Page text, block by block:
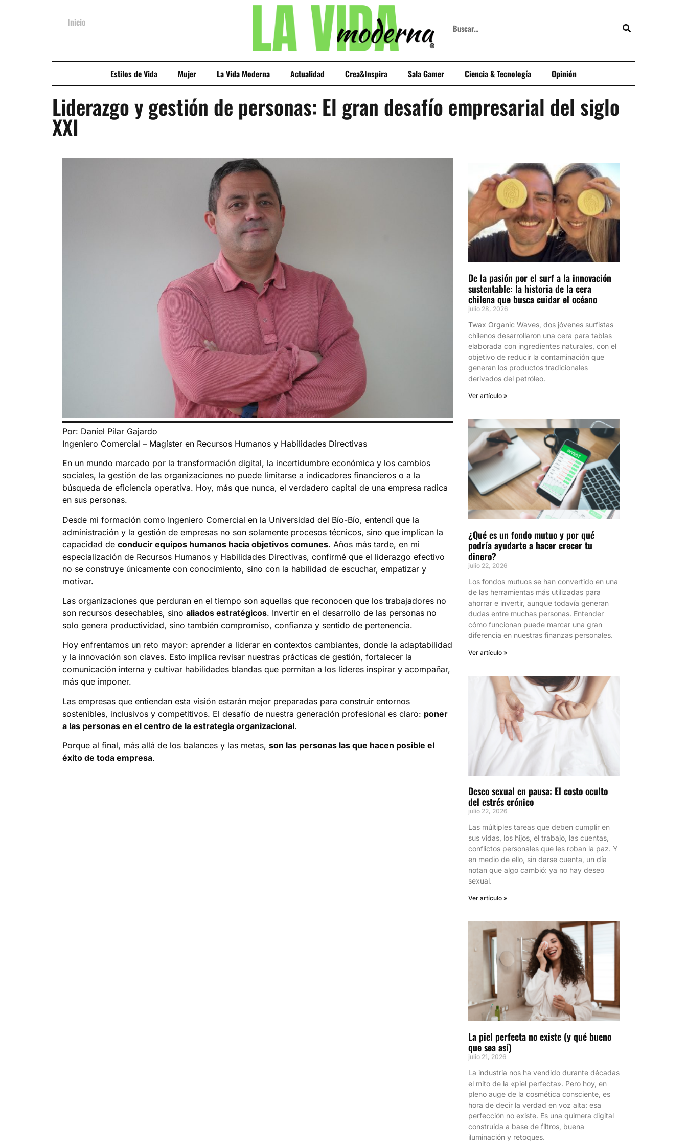
Inicio
Estilos de Vida Mujer La Vida Moderna Actualidad Crea&Inspira Sala Gamer Ciencia & Tecnología Opinión
Liderazgo y gestión de personas: El gran desafío empresarial del siglo
XXI
Por: Daniel Pilar Gajardo
Ingeniero Comercial – Magíster en Recursos Humanos y Habilidades Directivas
En un mundo marcado por la transformación digital, la incertidumbre económica y los cambios
sociales, la gestión de las organizaciones no puede limitarse a indicadores financieros o a la
búsqueda de eficiencia operativa. Hoy, más que nunca, el verdadero capital de una empresa radica
en sus personas.
Desde mi formación como Ingeniero Comercial en la Universidad del Bío-Bío, entendí que la
administración y la gestión de empresas no son solamente procesos técnicos, sino que implican la
capacidad de conducir equipos humanos hacia objetivos comunes. Años más tarde, en mi
especialización de Recursos Humanos y Habilidades Directivas, confirmé que el liderazgo efectivo
no se construye únicamente con conocimiento, sino con la habilidad de escuchar, empatizar y
motivar.
Las organizaciones que perduran en el tiempo son aquellas que reconocen que los trabajadores no
son recursos desechables, sino aliados estratégicos. Invertir en el desarrollo de las personas no
solo genera productividad, sino también compromiso, confianza y sentido de pertenencia.
Hoy enfrentamos un reto mayor: aprender a liderar en contextos cambiantes, donde la adaptabilidad
y la innovación son claves. Esto implica revisar nuestras prácticas de gestión, fortalecer la
comunicación interna y cultivar habilidades blandas que permitan a los líderes inspirar y acompañar,
más que imponer.
Las empresas que entiendan esta visión estarán mejor preparadas para construir entornos
sostenibles, inclusivos y competitivos. El desafío de nuestra generación profesional es claro: poner
a las personas en el centro de la estrategia organizacional.
Porque al final, más allá de los balances y las metas, son las personas las que hacen posible el
éxito de toda empresa.
De la pasión por el surf a la innovación
sustentable: la historia de la cera
chilena que busca cuidar el océano
julio 28, 2026
Twax Organic Waves, dos jóvenes surfistas
chilenos desarrollaron una cera para tablas
elaborada con ingredientes naturales, con el
objetivo de reducir la contaminación que
generan los productos tradicionales
derivados del petróleo.
Ver artículo »
¿Qué es un fondo mutuo y por qué
podría ayudarte a hacer crecer tu
dinero?
julio 22, 2026
Los fondos mutuos se han convertido en una
de las herramientas más utilizadas para
ahorrar e invertir, aunque todavía generan
dudas entre muchas personas. Entender
cómo funcionan puede marcar una gran
diferencia en nuestras finanzas personales.
Ver artículo »
Deseo sexual en pausa: El costo oculto
del estrés crónico
julio 22, 2026
Las múltiples tareas que deben cumplir en
sus vidas, los hijos, el trabajo, las cuentas,
conflictos personales que les roban la paz. Y
en medio de ello, sin darse cuenta, un día
notan que algo cambió: ya no hay deseo
sexual.
Ver artículo »
La piel perfecta no existe (y qué bueno
que sea así)
julio 21, 2026
La industria nos ha vendido durante décadas
el mito de la «piel perfecta». Pero hoy, en
pleno auge de la cosmética consciente, es
hora de decir la verdad en voz alta: esa
perfección no existe. Es una quimera digital
construida a base de filtros, buena
iluminación y retoques.